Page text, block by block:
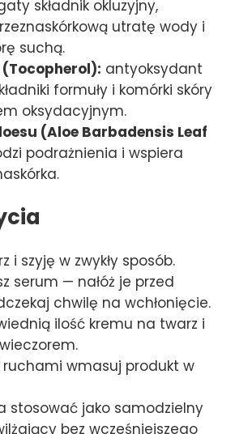
składnik okluzyjny,
utratę wody i
suchą.
antyoksydant
formuły i komórki skóry
oksydacyjnym.
(Aloe Barbadensis Leaf
podrażnienia i wspiera
i szyję w zwykły sposób.
serum — nałóż je przed
chwilę na wchłonięcie.
ilość kremu na twarz i
wmasuj produkt w
stosować jako samodzielny
bez wcześniejszego